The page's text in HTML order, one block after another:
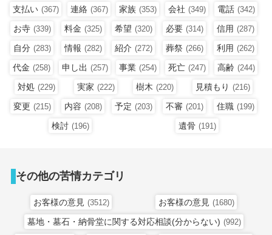
支払い (367) 連絡 (367) 家族 (353) 会社 (349) 電話 (342)
お寺 (339) 料金 (325) 希望 (320) 必要 (314) 信用 (287)
自分 (283) 情報 (282) 紹介 (272) 葬祭 (266) 利用 (262)
代金 (258) 申し出 (257) 事業 (254) 死亡 (247) 高齢 (244)
対処 (229) 実家 (222) 樹木 (220) 見積もり (216)
変更 (215) 内容 (208) 予定 (203) 不審 (201) 住職 (199)
検討 (196) 遺骨 (191)
その他の苦情カテゴリ
お客様の意見 (3512) お客様の意見 (1680)
墓地・墓石・納骨堂に関する対応相談(分からない) (992)